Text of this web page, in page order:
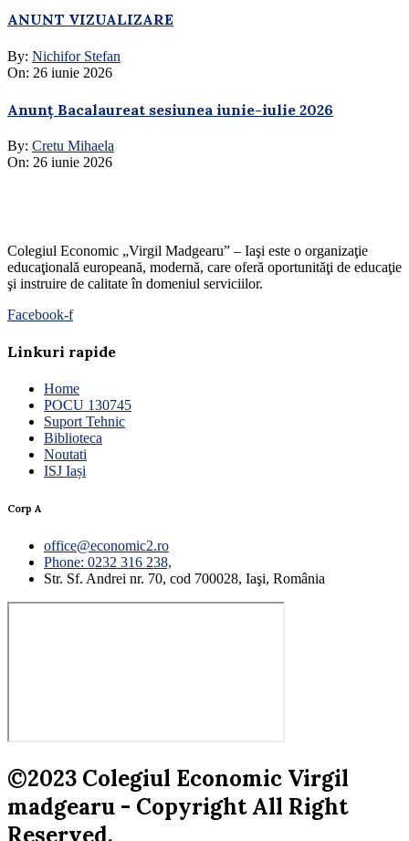
ANUNT VIZUALIZARE
By: Nichifor Stefan
On: 26 iunie 2026
Anunț Bacalaureat sesiunea iunie-iulie 2026
By: Cretu Mihaela
On: 26 iunie 2026
Colegiul Economic „Virgil Madgearu” – Iaşi este o organizaţie
educaţională europeană, modernă, care oferă oportunităţi de educaţie
şi instruire de calitate în domeniul serviciilor.
Facebook-f
Linkuri rapide
Home
POCU 130745
Suport Tehnic
Biblioteca
Noutati
ISJ Iași
Corp A
office@economic2.ro
Phone: 0232 316 238,
Str. Sf. Andrei nr. 70, cod 700028, Iaşi, România
©2023 Colegiul Economic Virgil
madgearu - Copyright All Right
Reserved.